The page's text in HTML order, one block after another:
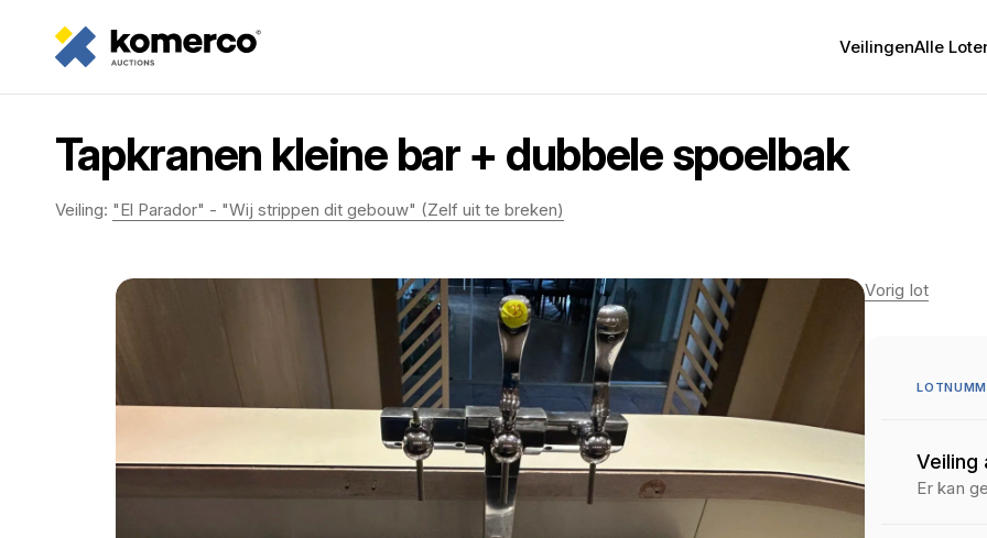
VeilingenAlle
Tapkranen kleine bar + dubbele spoelbak
Veiling: "El Parador" - "Wij strippen dit gebouw" (Zelf uit te breken)
Vorig lot
Veiling
Er kan